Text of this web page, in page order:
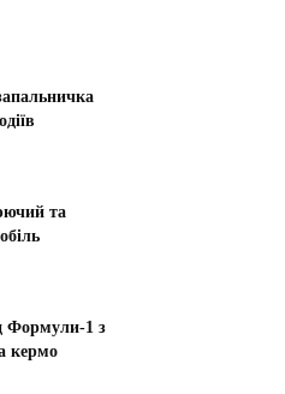
та
Формули-1 з
кермо